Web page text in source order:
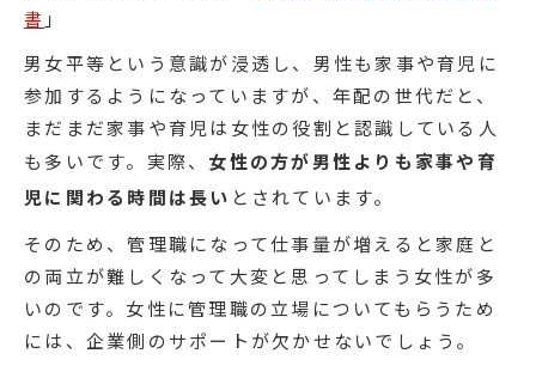
書 」
男女平等という意識が浸透し、男性も家事や育児に
参加するようになっていますが、年配の世代だと、
まだまだ家事や育児は女性の役割と認識している人
も多いです。実際、 女性の方が男性よりも家事や育
児に関わる時間は長い とされています。
そのため、管理職になって仕事量が増えると家庭と
の両立が難しくなって大変と思ってしまう女性が多
いのです。女性に管理職の立場についてもらうため
には、企業側のサポートが欠かせないでしょう。